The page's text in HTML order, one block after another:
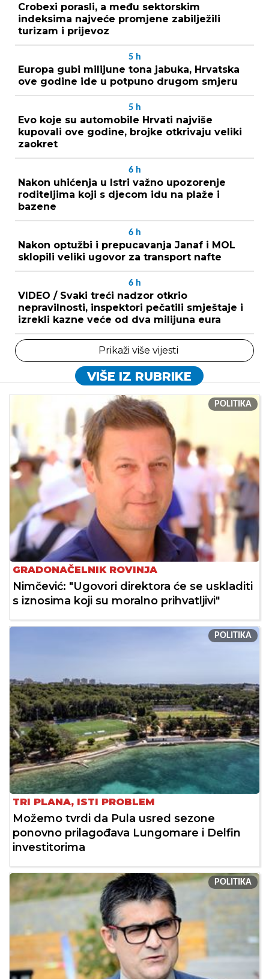
Crobexi porasli, a među sektorskim
indeksima najveće promjene zabilježili
turizam i prijevoz
5 h
Europa gubi milijune tona jabuka, Hrvatska
ove godine ide u potpuno drugom smjeru
5 h
Evo koje su automobile Hrvati najviše
kupovali ove godine, brojke otkrivaju veliki
zaokret
6 h
Nakon uhićenja u Istri važno upozorenje
roditeljima koji s djecom idu na plaže i
bazene
6 h
Nakon optužbi i prepucavanja Janaf i MOL
sklopili veliki ugovor za transport nafte
6 h
VIDEO / Svaki treći nadzor otkrio
nepravilnosti, inspektori pečatili smještaje i
izrekli kazne veće od dva milijuna eura
Prikaži više vijesti
VIŠE IZ RUBRIKE
POLITIKA
GRADONAČELNIK ROVINJA
Nimčević: "Ugovori direktora će se uskladiti
s iznosima koji su moralno prihvatljivi"
POLITIKA
TRI PLANA, ISTI PROBLEM
Možemo tvrdi da Pula usred sezone
ponovno prilagođava Lungomare i Delfin
investitorima
POLITIKA